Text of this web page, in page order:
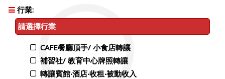
行業:
請選擇行業
CAFE餐廳頂手/ 小食店轉讓
補習社/ 教育中心牌照轉讓
轉讓賓館‧酒店‧收租‧被動收入